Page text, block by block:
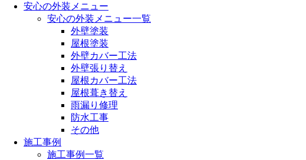
安心の外装メニュー
安心の外装メニュー一覧
外壁塗装
屋根塗装
外壁カバー工法
外壁張り替え
屋根カバー工法
屋根葺き替え
雨漏り修理
防水工事
その他
施工事例
施工事例一覧